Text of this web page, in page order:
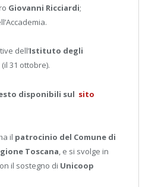
Giovanni Ricciardi;
dell’Istituto degli
31 ottobre).
disponibili sul sito
il patrocinio del Comune di
Toscana, e si svolge in
il sostegno di Unicoop